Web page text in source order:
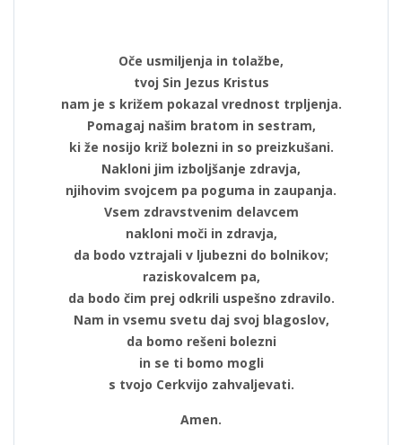
Oče usmiljenja in tolažbe,
tvoj Sin Jezus Kristus
nam je s križem pokazal vrednost trpljenja.
Pomagaj našim bratom in sestram,
ki že nosijo križ bolezni in so preizkušani.
Nakloni jim izboljšanje zdravja,
njihovim svojcem pa poguma in zaupanja.
Vsem zdravstvenim delavcem
nakloni moči in zdravja,
da bodo vztrajali v ljubezni do bolnikov;
raziskovalcem pa,
da bodo čim prej odkrili uspešno zdravilo.
Nam in vsemu svetu daj svoj blagoslov,
da bomo rešeni bolezni
in se ti bomo mogli
s tvojo Cerkvijo zahvaljevati.
Amen.